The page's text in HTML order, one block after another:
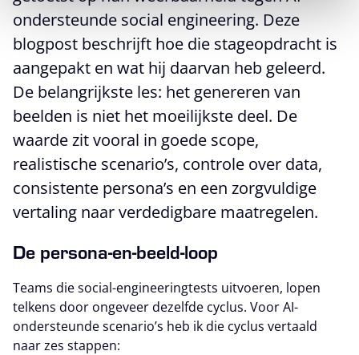
ondersteunde social engineering. Deze
blogpost beschrijft hoe die stageopdracht is
aangepakt en wat hij daarvan heb geleerd.
De belangrijkste les: het genereren van
beelden is niet het moeilijkste deel. De
waarde zit vooral in goede scope,
realistische scenario’s, controle over data,
consistente persona’s en een zorgvuldige
vertaling naar verdedigbare maatregelen.
De persona-en-beeld-loop
Teams die social-engineeringtests uitvoeren, lopen
telkens door ongeveer dezelfde cyclus. Voor AI-
ondersteunde scenario’s heb ik die cyclus vertaald
naar zes stappen: